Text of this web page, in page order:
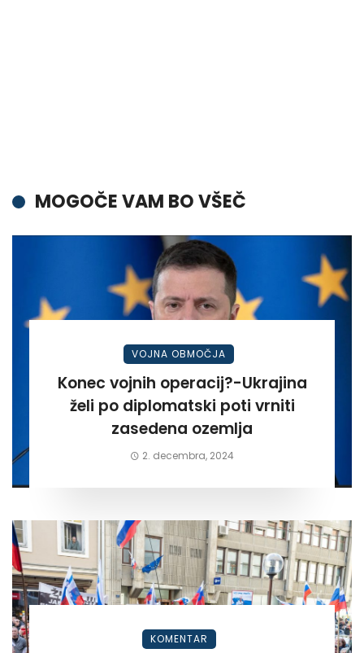
MOGOČE VAM BO VŠEČ
VOJNA OBMOČJA
Konec vojnih operacij?-Ukrajina
želi po diplomatski poti vrniti
zasedena ozemlja
2. decembra, 2024
KOMENTAR